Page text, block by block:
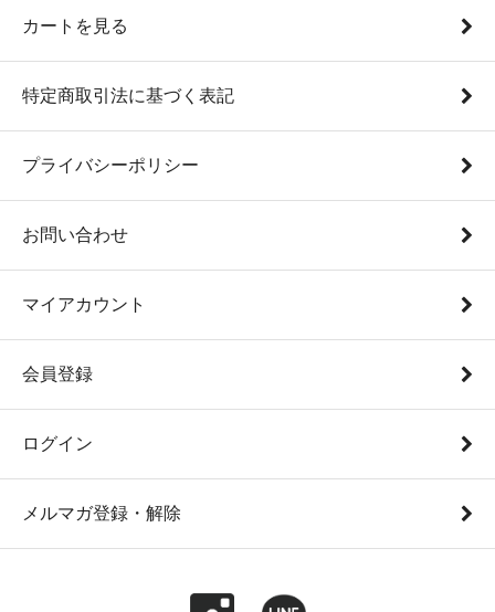
カートを見る
特定商取引法に基づく表記
プライバシーポリシー
お問い合わせ
マイアカウント
会員登録
ログイン
メルマガ登録・解除